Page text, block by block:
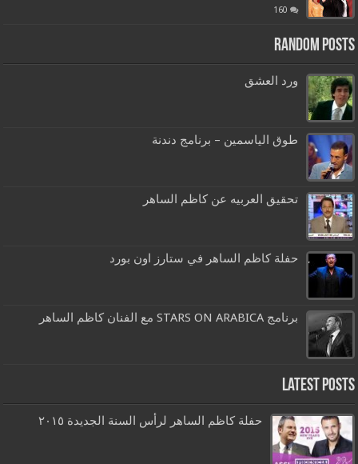
160
Random Posts
ورد العشق
طوق الياسمين – برنامج دندنة
تحقيق العربيه عن كاظم الساهر
حفلة كاظم الساهر في ستارز اون بورد
برنامج STARS ON ARABICA مع الفنان كاظم الساهر
Latest Posts
حفلة كاظم الساهر لرأس السنة الجديدة ٢٠١٥